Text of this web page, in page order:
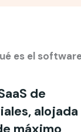
es el
de
alojada